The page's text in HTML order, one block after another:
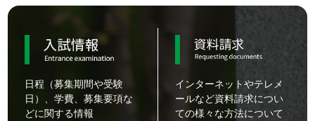
日程（募集期間や受験
日）、学費、募集要項な
どに関する情報
インターネットやテレメ
ールなど資料請求につい
ての様々な方法について